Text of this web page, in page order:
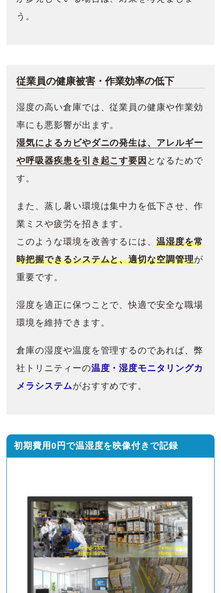
う。
従業員の健康被害・作業効率の低下
湿度の高い倉庫では、従業員の健康や作業効
率にも悪影響が出ます。
湿気によるカビやダニの発生は、アレルギー
や呼吸器疾患を引き起こす要因 となるためで
す。
また、蒸し暑い環境は集中力を低下させ、作
業ミスや疲労を招きます。
このような環境を改善するには、 温湿度を常
時把握できるシステムと、適切な空調管理が
重要です。
湿度を適正に保つことで、快適で安全な職場
環境を維持できます。
倉庫の湿度や温度を管理するのであれば、弊
社トリニティーの温度・湿度モニタリングカ
メラシステムがおすすめです。
初期費用0円で温湿度を映像付きで記録